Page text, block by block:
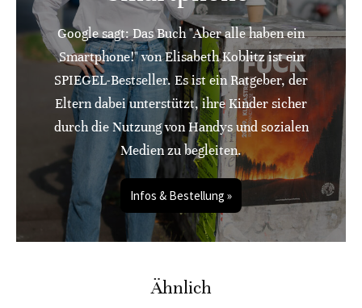
Google sagt: Das Buch "Aber alle haben ein
Smartphone!" von Elisabeth Koblitz ist ein
SPIEGEL-Bestseller. Es ist ein Ratgeber, der
Eltern dabei unterstützt, ihre Kinder sicher
durch die Nutzung von Handys und sozialen
Medien zu begleiten.
Infos & Bestellung »
Ähnlich